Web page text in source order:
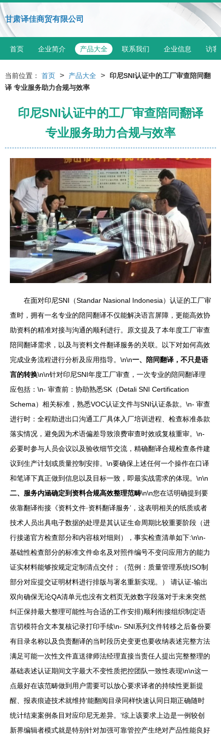
甘肃译佳商贸有限公司
首页 企业简介 产品大全 联系我们 企业信息 访客
当前位置： 首页 > 产品大全 >
印尼SNI认证中的工厂审查陪同翻
译 专业服务助力合规与效率
印尼SNI认证中的工厂审查陪同翻译
专业服务助力合规与效率
在面对印尼SNI（Standar Nasional Indonesia）认证的工厂审
查时，拥有一名专业的陪同翻译不仅能解决语言屏障，更能高效协
助资料的精准对接与沟通的顺利进行。原文提及了本年度工厂审查
陪同翻译需求，以及与资料文件翻译服务的关联。以下对如何高效
完成业务流程进行分析及应用指导。\n\n一、陪同翻译，不只是语
言的转换\n\n针对印尼SNI年度工厂审查，一次专业的陪同翻译理
应包括：\n- 审查前：协助熟悉SK（Detali SNI Certification
Schema）相关标准，熟悉VOC认证文件与SNI认证条款。\n- 审查
进行时：全程助进出口沟通工厂具体入厂培训进程、检查标准条款
落实情况，避免因为术语偏差导致浪费审查时效或复核重审。\n-
必要时参与人员会议以及验收细节交流，精确翻译合规检查条件建
议到生产计划或质量控制安排。\n要确保上述任何一个操作在口译
和笔译下真正做到信息以及目标一致，即最实战需求的体现。\n\n
二、服务内涵确定到资料合规高效整理范畴\n\n您在话明确提到要
依靠翻译衔接《资料文件·资料翻译服务’，这表明相关的纸质或者
技术人员出具电子数据的处理是其认证生命周期比较重要阶段（进
行接递官方检查部分和内容核对细则），事实检查清单如下:\n\n-
基础性检查部分的标准文件命名及对照件编号不变问应用方的能力
证实材料能够按规定定制清点交付；（范例：质量管理系统ISO制
部分对应提交证明材料进行排版与署名重新实现。） 请认证-输出
双向确保无论QA清单元也没有文档页无效数字段落对于未来突然
纠正保持最大整理可能性与合适的工作安排)顺利衔接组织制定语
言切模符合文本复核记录打印手续\n- SNI系列文件转移之后备份要
有目录名称以及负责翻译的当时段历史变更也要收纳表述完整方法
满足可能一次性文件直送律师法经理直接当责任人提出完整整理的
基础表述认证期间文字最大不变性质把控团队一致性表现\n\n这一
点最好在该范畴做到用户需要可以放心要求译者的持续性更新提
醒、报表痕迹技术就维持‘能翻阅目录同样快速认同日期正确随时
统计结束案例条目对应印尼无差异。’综上该要求上边是一例较创
新界编辑者模式就是特别针对加强可靠管控产生绝对产品性能良好